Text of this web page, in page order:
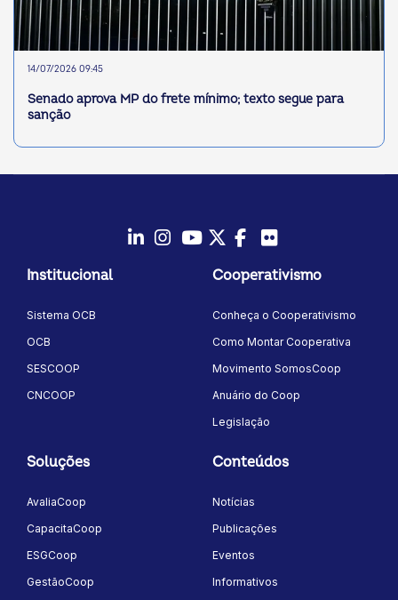
14/07/2026 09:45
Senado aprova MP do frete mínimo; texto segue para
sanção
Institucional
Sistema OCB
OCB
SESCOOP
CNCOOP
Cooperativismo
Conheça o Cooperativismo
Como Montar Cooperativa
Movimento SomosCoop
Anuário do Coop
Legislação
Soluções
AvaliaCoop
CapacitaCoop
ESGCoop
GestãoCoop
Conteúdos
Notícias
Publicações
Eventos
Informativos